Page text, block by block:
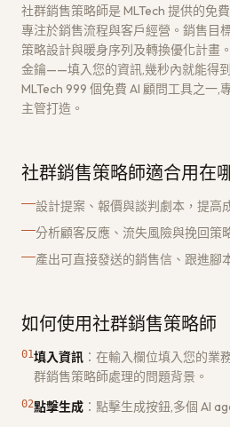
社群銷售策略師是 MLTech 提供的免
專注於銷售流程與客戶經營。銷售目
策略設計與暖身序列及轉換優化計畫
金鑰——填入您的資訊,幾秒內就能得
MLTech 999 個免費 AI 顧問工具之一,
主管打造。
社群銷售策略師適合用在
設計提案、報價與談判劇本，提高
分析顧客反應、流失風險與挽回策
產出可直接發送的銷售信、跟進腳
如何使用社群銷售策略師
01填入資訊 ： 在輸入欄位填入您的業
群銷售策略師處理的問題背景。
02點擊生成 ： 點擊生成按鈕,多個 AI